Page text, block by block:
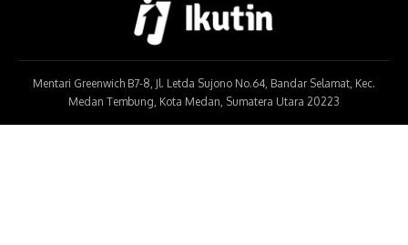
Mentari Greenwich B7-8, Jl. Letda Sujono No.64, Bandar Selamat, Kec.
Medan Tembung, Kota Medan, Sumatera Utara 20223